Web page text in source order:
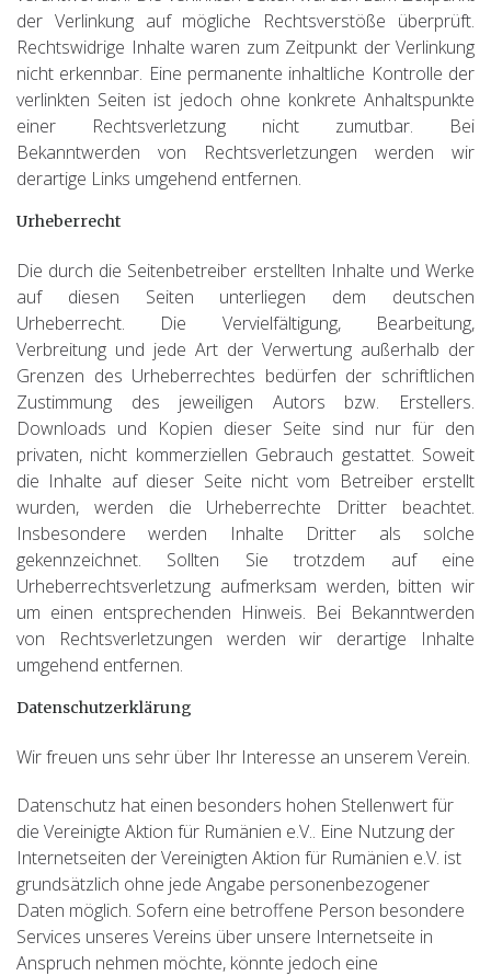
der Verlinkung auf mögliche Rechtsverstöße überprüft.
Rechtswidrige Inhalte waren zum Zeitpunkt der Verlinkung
nicht erkennbar. Eine permanente inhaltliche Kontrolle der
verlinkten Seiten ist jedoch ohne konkrete Anhaltspunkte
einer Rechtsverletzung nicht zumutbar. Bei
Bekanntwerden von Rechtsverletzungen werden wir
derartige Links umgehend entfernen.
Urheberrecht
Die durch die Seitenbetreiber erstellten Inhalte und Werke
auf diesen Seiten unterliegen dem deutschen
Urheberrecht. Die Vervielfältigung, Bearbeitung,
Verbreitung und jede Art der Verwertung außerhalb der
Grenzen des Urheberrechtes bedürfen der schriftlichen
Zustimmung des jeweiligen Autors bzw. Erstellers.
Downloads und Kopien dieser Seite sind nur für den
privaten, nicht kommerziellen Gebrauch gestattet. Soweit
die Inhalte auf dieser Seite nicht vom Betreiber erstellt
wurden, werden die Urheberrechte Dritter beachtet.
Insbesondere werden Inhalte Dritter als solche
gekennzeichnet. Sollten Sie trotzdem auf eine
Urheberrechtsverletzung aufmerksam werden, bitten wir
um einen entsprechenden Hinweis. Bei Bekanntwerden
von Rechtsverletzungen werden wir derartige Inhalte
umgehend entfernen.
Datenschutzerklärung
Wir freuen uns sehr über Ihr Interesse an unserem Verein.
Datenschutz hat einen besonders hohen Stellenwert für
die Vereinigte Aktion für Rumänien e.V.. Eine Nutzung der
Internetseiten der Vereinigten Aktion für Rumänien e.V. ist
grundsätzlich ohne jede Angabe personenbezogener
Daten möglich. Sofern eine betroffene Person besondere
Services unseres Vereins über unsere Internetseite in
Anspruch nehmen möchte, könnte jedoch eine